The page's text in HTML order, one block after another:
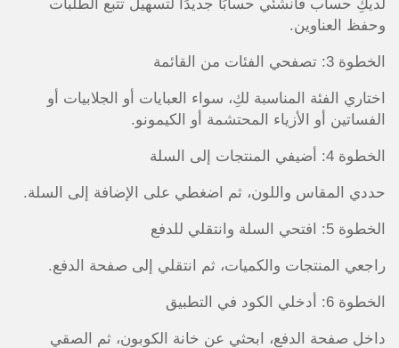
لديكِ حساب فأنشئي حسابًا جديدًا لتسهيل تتبع الطلبات
وحفظ العناوين.
الخطوة 3: تصفحي الفئات من القائمة
اختاري الفئة المناسبة لكِ، سواء العبايات أو الجلابيات أو
الفساتين أو الأزياء المحتشمة أو الكيمونو.
الخطوة 4: أضيفي المنتجات إلى السلة
حددي المقاس واللون، ثم اضغطي على الإضافة إلى السلة.
الخطوة 5: افتحي السلة وانتقلي للدفع
راجعي المنتجات والكميات، ثم انتقلي إلى صفحة الدفع.
الخطوة 6: أدخلي الكود في التطبيق
داخل صفحة الدفع، ابحثي عن خانة الكوبون، ثم الصقي